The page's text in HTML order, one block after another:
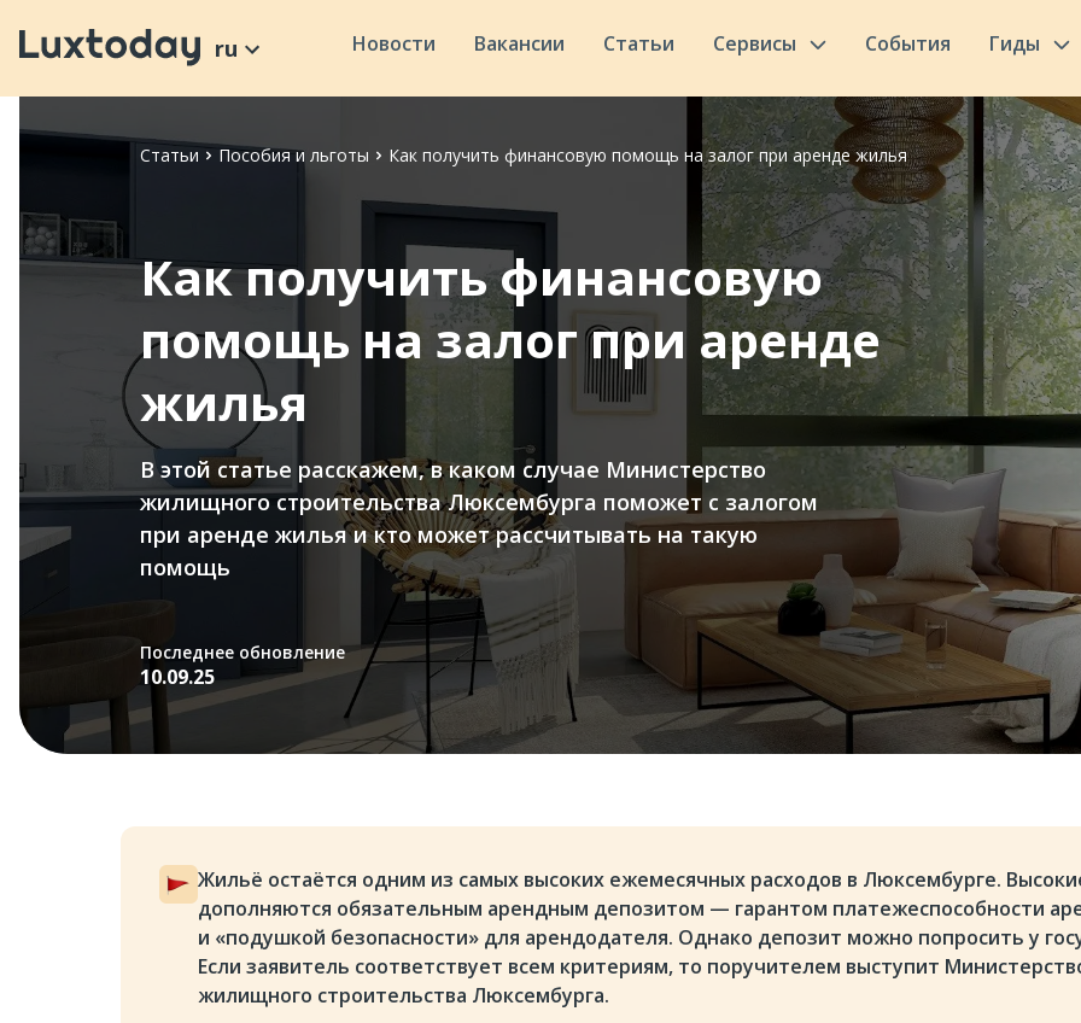
ru Новости Вакансии Статьи Сервисы События Гиды
Статьи Пособия и льготы Как получить финансовую помощь на залог при аренде жилья
Как получить финансовую
помощь на залог при аренде
жилья
В этой статье расскажем, в каком случае Министерство
жилищного строительства Люксембурга поможет с залогом
при аренде жилья и кто может рассчитывать на такую
помощь
Последнее обновление
10.09.25
Жильё остаётся одним из самых высоких ежемесячных расходов в Люксембурге.
дополняются обязательным арендным депозитом — гарантом платежеспособности
и «подушкой безопасности» для арендодателя. Однако депозит можно попросить у
Если заявитель соответствует всем критериям, то поручителем выступит
жилищного строительства Люксембурга.